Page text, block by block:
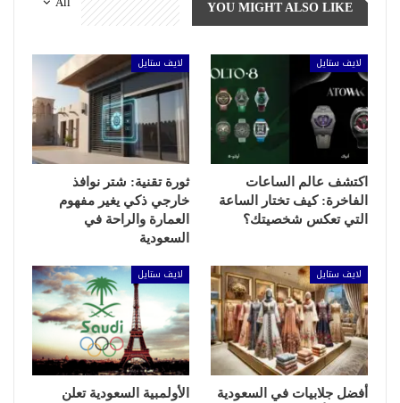
YOU MIGHT ALSO LIKE
لايف ستايل
اكتشف عالم الساعات
الفاخرة: كيف تختار الساعة
التي تعكس شخصيتك؟
لايف ستايل
ثورة تقنية: شتر نوافذ
خارجي ذكي يغير مفهوم
العمارة والراحة في
السعودية
لايف ستايل
أفضل جلابيات في السعودية
لايف ستايل
الأولمبية السعودية تعلن